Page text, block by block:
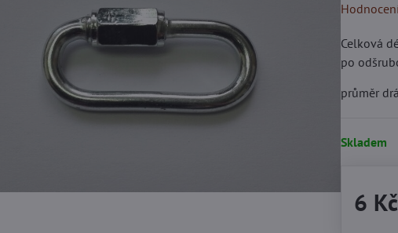
Celková
po
průměr
Skladem
6 Kč